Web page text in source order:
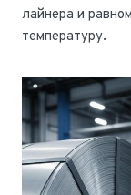
лайнера и
температуру.